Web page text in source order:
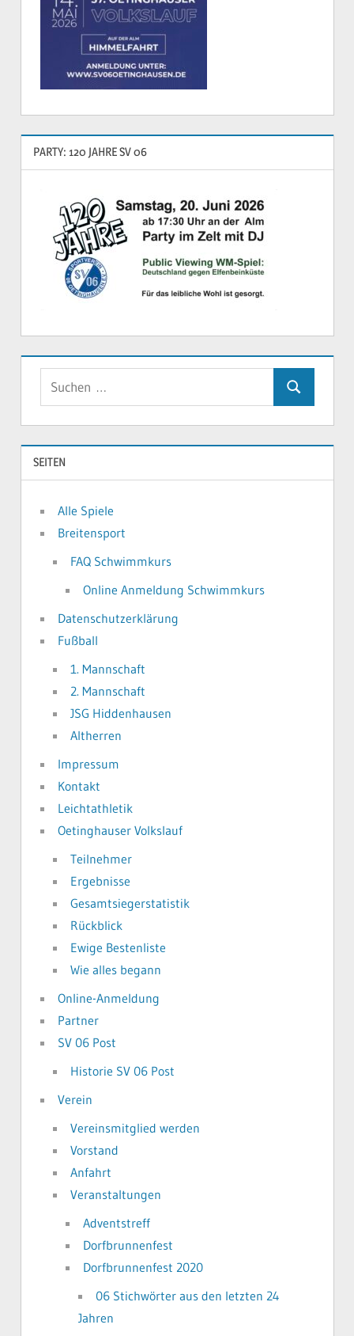
PARTY: 120 JAHRE SV 06
Suchen
SEITEN
Alle Spiele
Breitensport
FAQ Schwimmkurs
Online Anmeldung Schwimmkurs
Datenschutzerklärung
Fußball
1. Mannschaft
2. Mannschaft
JSG Hiddenhausen
Altherren
Impressum
Kontakt
Leichtathletik
Oetinghauser Volkslauf
Teilnehmer
Ergebnisse
Gesamtsiegerstatistik
Rückblick
Ewige Bestenliste
Wie alles begann
Online-Anmeldung
Partner
SV 06 Post
Historie SV 06 Post
Verein
Vereinsmitglied werden
Vorstand
Anfahrt
Veranstaltungen
Adventstreff
Dorfbrunnenfest
Dorfbrunnenfest 2020
06 Stichwörter aus den letzten 24
Jahren